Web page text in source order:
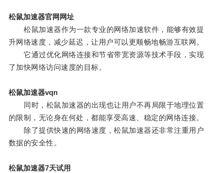
松鼠加速器官网网址
松鼠加速器作为一款专业的网络加速软件，能够有效提
升网络速度，减少延迟，让用户可以更顺畅地畅游互联网。
它通过优化网络连接和节省带宽资源等技术手段，实现
了加快网络访问速度的目标。
松鼠加速器vqn
同时，松鼠加速器的出现也让用户不再局限于地理位置
的限制，无论身在何处，都能享受高速、稳定的网络连接。
除了提供快速的网络速度，松鼠加速器还非常注重用户
数据的安全性。
松鼠加速器7天试用